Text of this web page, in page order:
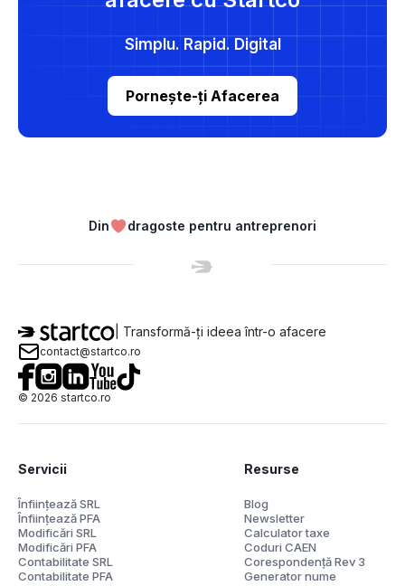
Simplu. Rapid. Digital
Pornește-ți Afacerea
Din dragoste pentru antreprenori
| Transformă-ți ideea într-o afacere
contact@startco.ro
© 2026 startco.ro
Servicii
Înființează SRL
Înființează PFA
Modificări SRL
Modificări PFA
Contabilitate SRL
Contabilitate PFA
Resurse
Blog
Newsletter
Calculator taxe
Coduri CAEN
Corespondență Rev 3
Generator nume